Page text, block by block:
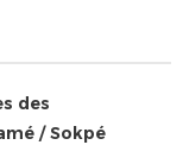
des
/ Sokpé